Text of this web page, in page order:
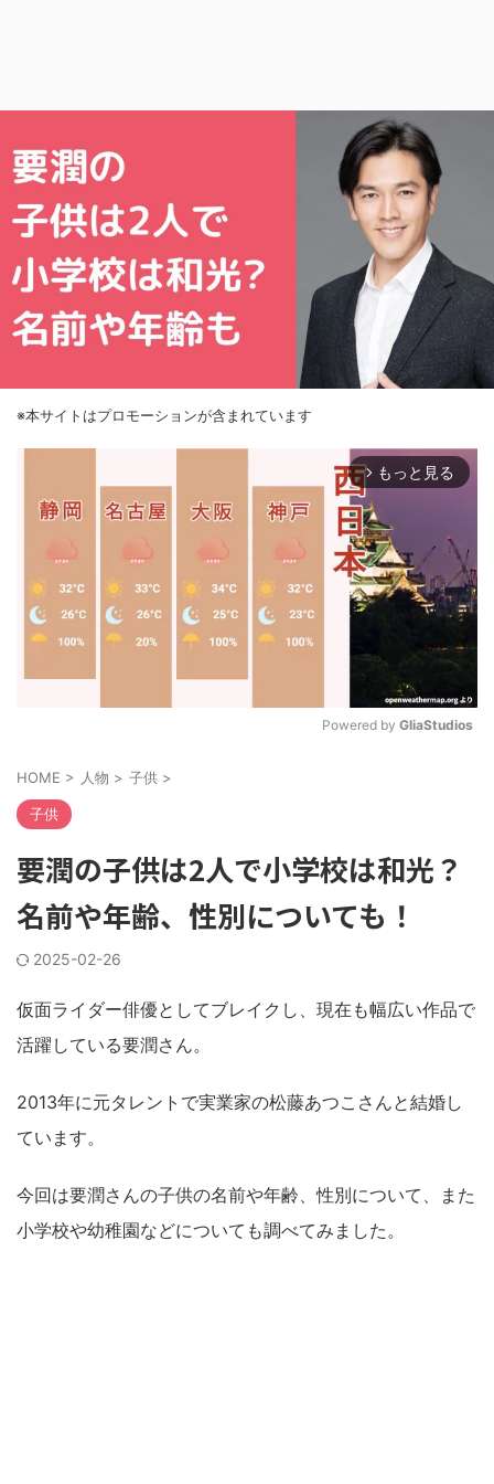
※本サイトはプロモーションが含まれています
arrow_forward_ios もっと見る
Powered by GliaStudios
HOME > 人物 > 子供 >
子供
要潤の子供は2人で小学校は和光？
名前や年齢、性別についても！
2025-02-26
仮面ライダー俳優としてブレイクし、現在も幅広い作品で
活躍している要潤さん。
2013年に元タレントで実業家の松藤あつこさんと結婚し
ています。
今回は要潤さんの子供の名前や年齢、性別について、また
小学校や幼稚園などについても調べてみました。